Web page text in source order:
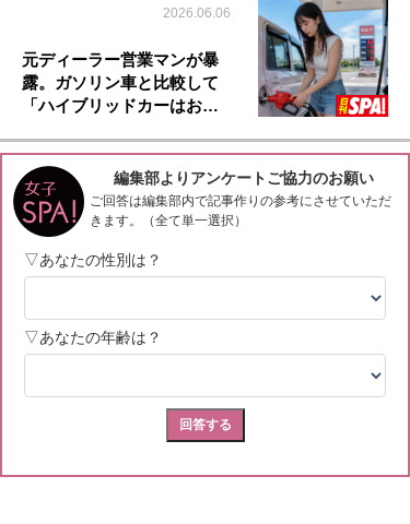
2026.06.06
元ディーラー営業マンが暴
露。ガソリン車と比較して
「ハイブリッドカーはお…